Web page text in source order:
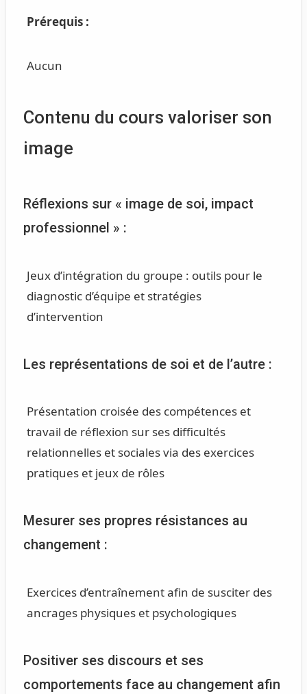
Prérequis :
Aucun
Contenu du cours valoriser son
image
Réflexions sur « image de soi, impact
professionnel » :
Jeux d’intégration du groupe : outils pour le
diagnostic d’équipe et stratégies
d’intervention
Les représentations de soi et de l’autre :
Présentation croisée des compétences et
travail de réflexion sur ses difficultés
relationnelles et sociales via des exercices
pratiques et jeux de rôles
Mesurer ses propres résistances au
changement :
Exercices d’entraînement afin de susciter des
ancrages physiques et psychologiques
Positiver ses discours et ses
comportements face au changement afin